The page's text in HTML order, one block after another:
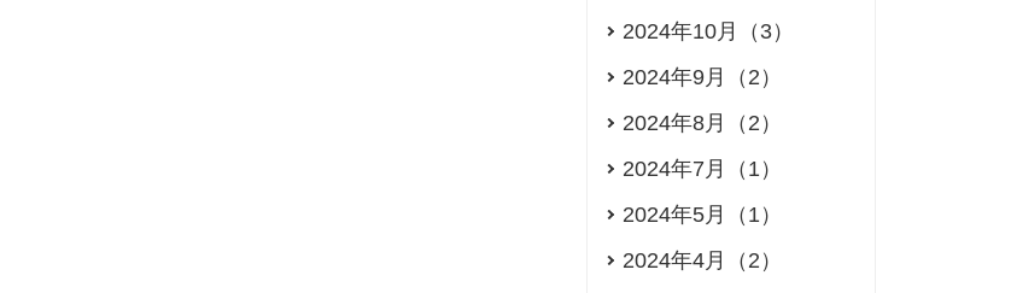
2024年10月（3）
2024年9月（2）
2024年8月（2）
2024年7月（1）
2024年5月（1）
2024年4月（2）